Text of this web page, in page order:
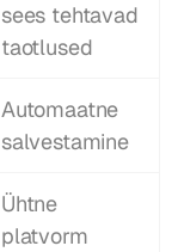
sees tehtavad
taotlused
Automaatne
salvestamine
Ühtne
platvorm